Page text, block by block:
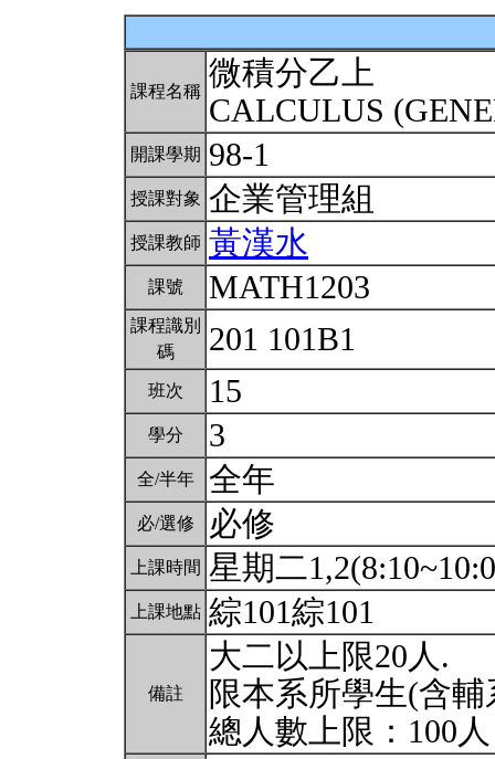
課程名稱 微積分乙上
CALCULUS
開課學期 98-1
授課對象 企業管理組
授課教師 黃漢水
課號 MATH1203
課程識別
碼
201 101B1
班次 15
學分 3
全/半年 全年
必/選修 必修
上課時間 星期二
上課地點 綜101綜101
備註
大二以上限20人.
限本系所學生(含
總人數上限：100